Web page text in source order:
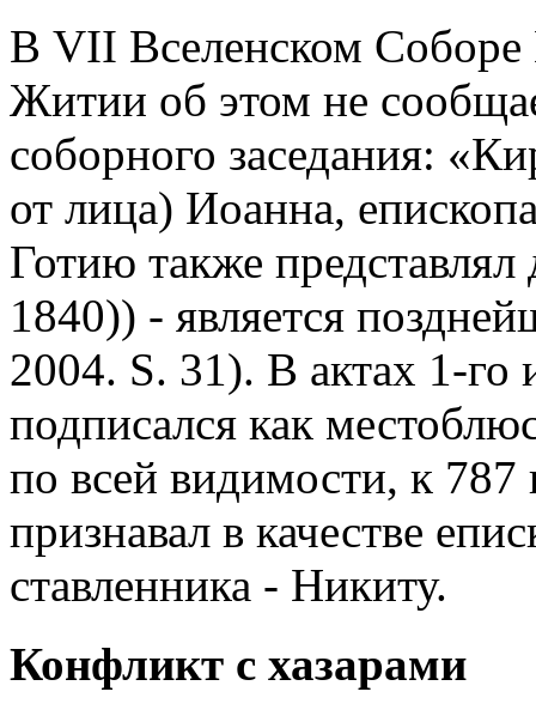
В VII Вселенском Соборе
Житии об этом не
соборного заседания:
от лица) Иоанна,
Готию также
1840)) - является
2004. S. 31). В актах 1-го
подписался как
по всей видимости, к
признавал в качестве
ставленника - Никиту.
Конфликт с хазарами